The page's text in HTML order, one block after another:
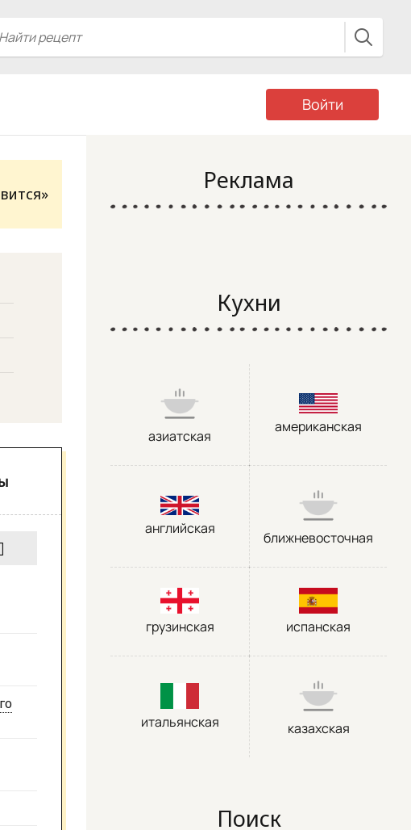
Войти
Реклама
Кухни
азиатская
американская
английская
ближневосточная
грузинская испанская
итальянская казахская
Поиск